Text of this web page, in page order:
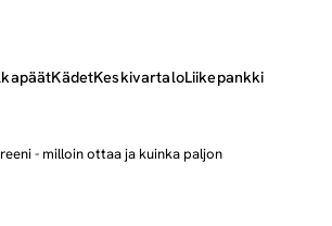
KädetKeskivartaloLiikepankki
- milloin ottaa ja kuinka paljon